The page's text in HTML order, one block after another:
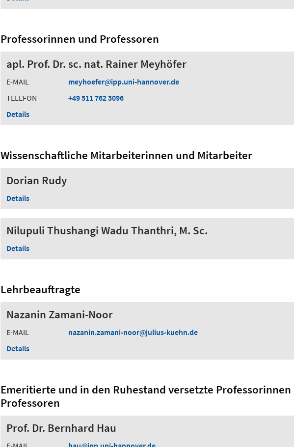
Professorinnen und Professoren
apl. Prof. Dr. sc. nat. Rainer Meyhöfer
E-MAIL meyhoefer
ipp.uni-hannover.de
TELEFON
+49 511 762 3096
Details
Wissenschaftliche Mitarbeiterinnen und Mitarbeiter
Dorian Rudy
Details
Nilupuli Thushangi Wadu Thanthri, M. Sc.
Details
Lehrbeauftragte
Nazanin Zamani-Noor
E-MAIL nazanin.zamani-noor
julius-kuehn.de
Details
Emeritierte und in den Ruhestand versetzte Professorinnen
Professoren
Prof. Dr. Bernhard Hau